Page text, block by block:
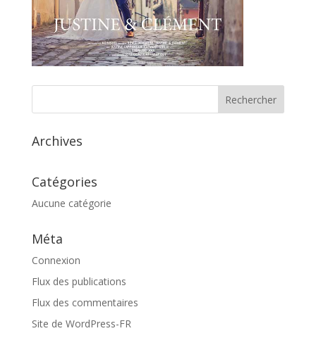
Archives
Catégories
Aucune catégorie
Méta
Connexion
Flux des publications
Flux des commentaires
Site de WordPress-FR